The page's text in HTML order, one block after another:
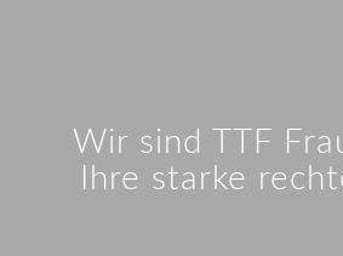
Wir sind TTF
Ihre starke